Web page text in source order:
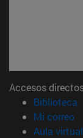
Accesos
Biblioteca
Mi correo
Aula